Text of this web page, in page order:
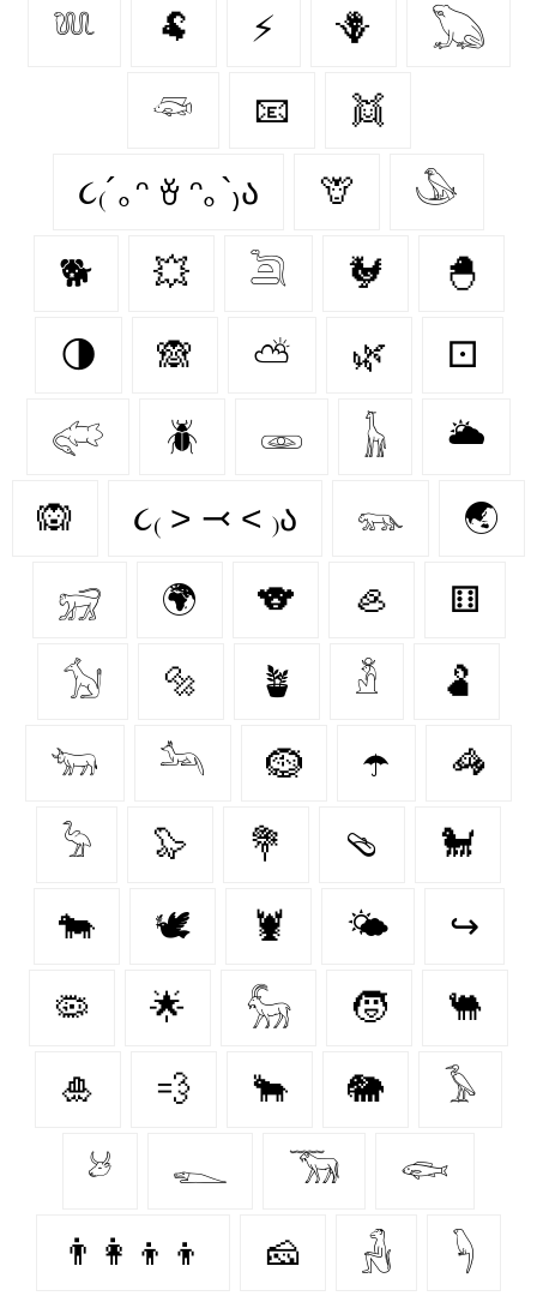
𓆚 🐏 ⚡ 🪻 𓆏
𓆛 📧 👯
૮₍´｡ᵔ ꈊ ᵔ｡`₎ა 🦒 𓅇
🐕 💥 𓆖 🐓 🐣
🌗 🙈 ⛅ 🌿 ⚀
𓅾 🪲 𓁾 𓃱 🌥️
🙉 ૮₍ ˃ ⤙ ˂ ₎ა 𓃮 🌏
𓃸 🌍 🐨 🦪 ⚅
𓃩 🔩 🪴 𓁳 🫃
𓃓 𓃢 🪹 ☂️ 🦓
𓅦 🦭 💐 🩴 🐩
🐄 🕊 🦞 🌤️ ↪
🦠 🌟 𓃵 🧒 🐫
🎍 💨 🐂 🐘 𓅥
𓃾 𓆍 𓃝 𓆟
👨‍👩‍👦‍👦 🧀 𓃻 𓆐